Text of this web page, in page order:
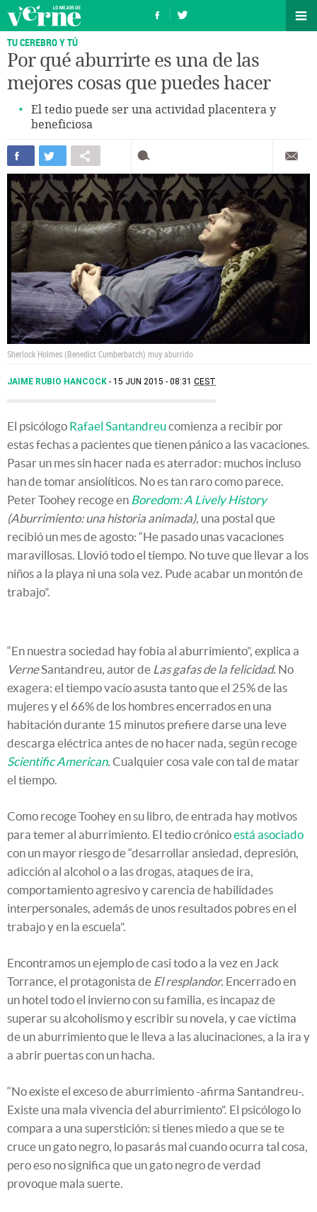
TU CEREBRO Y TÚ
Por qué aburrirte es una de las
mejores cosas que puedes hacer
El tedio puede ser una actividad placentera y
beneficiosa
Sherlock Holmes (Benedict Cumberbatch) muy aburrido
JAIME RUBIO HANCOCK 15 JUN 2015 - 08:31 CEST
El psicólogo Rafael Santandreucomienza a recibir por
estas fechas a pacientes que tienen pánico a las vacaciones.
Pasar un mes sin hacer nada es aterrador: muchos incluso
han de tomar ansiolíticos. No es tan raro como parece.
Peter Toohey recoge en Boredom: A Lively History
(Aburrimiento: una historia animada), una postal que
recibió un mes de agosto: “He pasado unas vacaciones
maravillosas. Llovió todo el tiempo. No tuve que llevar a los
niños a la playa ni una sola vez. Pude acabar un montón de
trabajo”.
“En nuestra sociedad hay fobia al aburrimiento”, explica a
VerneSantandreu, autor de Las gafas de la felicidad. No
exagera: el tiempo vacío asusta tanto que el 25% de las
mujeres y el 66% de los hombres encerrados en una
habitación durante 15 minutos prefiere darse una leve
descarga eléctrica antes de no hacer nada, según recoge
Scientific American. Cualquier cosa vale con tal de matar
el tiempo.
Como recoge Toohey en su libro, de entrada hay motivos
para temer al aburrimiento. El tedio crónicoestá asociado
con un mayor riesgo de “desarrollar ansiedad, depresión,
adicción al alcohol o a las drogas, ataques de ira,
comportamiento agresivo y carencia de habilidades
interpersonales, además de unos resultados pobres en el
trabajo y en la escuela”.
Encontramos un ejemplo de casi todo a la vez en Jack
Torrance, el protagonista de El resplandor. Encerrado en
un hotel todo el invierno con su familia, es incapaz de
superar su alcoholismo y escribir su novela, y cae víctima
de un aburrimiento que le lleva a las alucinaciones, a la ira y
a abrir puertas con un hacha.
“No existe el exceso de aburrimiento -afirma Santandreu-.
Existe una mala vivencia del aburrimiento”. El psicólogo lo
compara a una superstición: si tienes miedo a que se te
cruce un gato negro, lo pasarás mal cuando ocurra tal cosa,
pero eso no significa que un gato negro de verdad
provoque mala suerte.